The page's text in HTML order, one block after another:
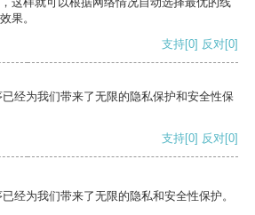
果。
支持[0] 反对[0]
经为我们带来了无限的隐私保护和安全性保
支持[0] 反对[0]
经为我们带来了无限的隐私和安全性保护。